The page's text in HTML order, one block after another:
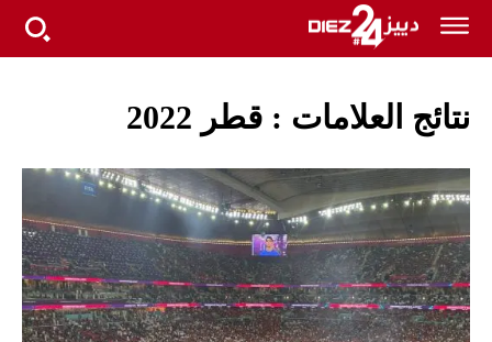
نتائج العلامات : قطر 2022